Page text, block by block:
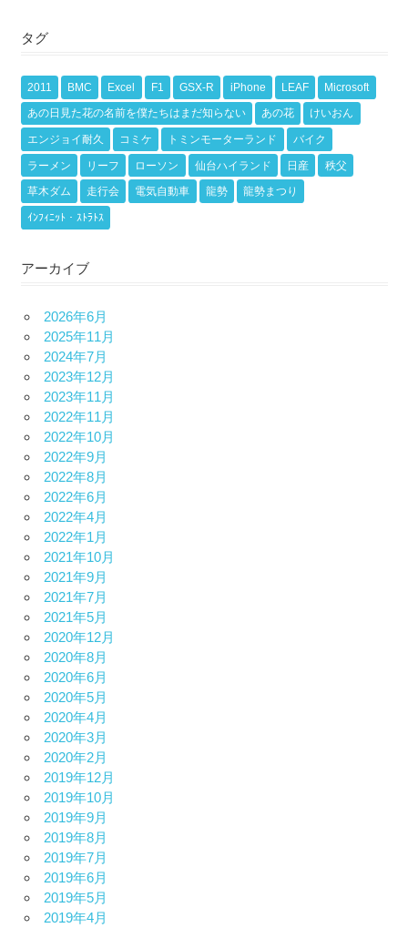
タグ
2011 BMC Excel F1 GSX-R iPhone LEAF Microsoft
あの日見た花の名前を僕たちはまだ知らない あの花 けいおん
エンジョイ耐久 コミケ トミンモーターランド バイク
ラーメン リーフ ローソン 仙台ハイランド 日産 秩父
草木ダム 走行会 電気自動車 龍勢 龍勢まつり
ｲﾝﾌｨﾆｯﾄ・ｽﾄﾗﾄｽ
アーカイブ
2026年6月
2025年11月
2024年7月
2023年12月
2023年11月
2022年11月
2022年10月
2022年9月
2022年8月
2022年6月
2022年4月
2022年1月
2021年10月
2021年9月
2021年7月
2021年5月
2020年12月
2020年8月
2020年6月
2020年5月
2020年4月
2020年3月
2020年2月
2019年12月
2019年10月
2019年9月
2019年8月
2019年7月
2019年6月
2019年5月
2019年4月